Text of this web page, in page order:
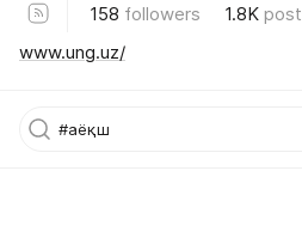
158 followers 1.8K
www.ung.uz/